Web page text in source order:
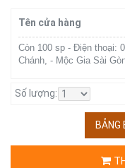
Tên cửa hàng
Còn 100 sp - Điện thoại:
Chánh, - Mộc Gia Sài
Số lượng:
BẢNG